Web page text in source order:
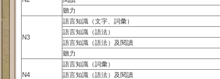
聽力
N3
語言知識（文字、詞彙）
語言知識（語法）
語言知識（語法）及閱讀
聽力
N4
語言知識（詞彙）
語言知識（語法）及閱讀